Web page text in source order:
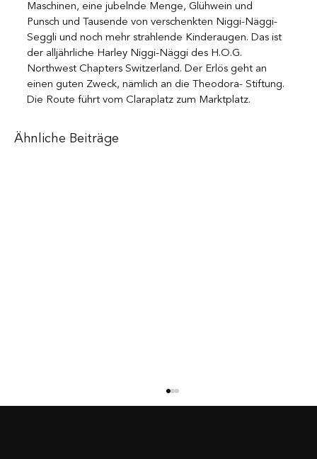
Maschinen, eine jubelnde Menge, Glühwein und
Punsch und Tausende von verschenkten Niggi-Näggi-
Seggli und noch mehr strahlende Kinderaugen. Das ist
der alljährliche Harley Niggi-Näggi des H.O.G.
Northwest Chapters Switzerland. Der Erlös geht an
einen guten Zweck, nämlich an die Theodora- Stiftung.
Die Route führt vom Claraplatz zum Marktplatz.
Ähnliche Beiträge